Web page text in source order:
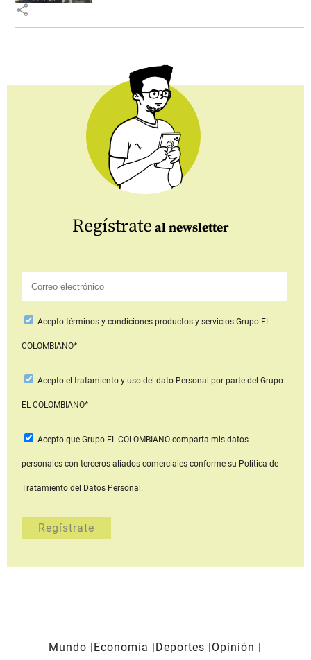
share
Regístrate al newsletter
Aceptotérminos y condiciones productos y serviciosGrupo EL
COLOMBIANO*
Acepto el tratamiento y uso del dato Personal por parte del Grupo
EL COLOMBIANO*
Acepto que Grupo EL COLOMBIANOcomparta mis datos
personales con terceros aliados comerciales conforme su Política de
Tratamiento del Datos Personal.
Mundo Economía Deportes
Opinión